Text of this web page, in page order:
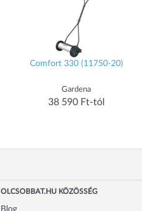
Comfort 330 (11750-20)
Gardena
38 590 Ft-tól
OLCSOBBAT.HU KÖZÖSSÉG